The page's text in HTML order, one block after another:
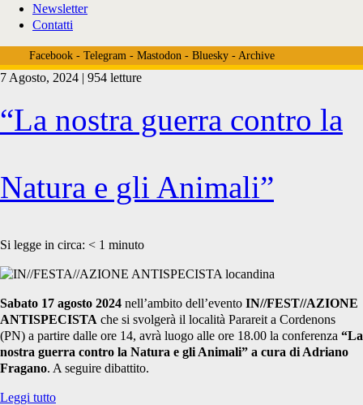
Newsletter
Contatti
Facebook- Telegram- Mastodon- Bluesky- Archive
Tag:
<span>cordenons</span>
7 Agosto, 2024 | 954 letture
“La nostra guerra contro la
Natura e gli Animali”
Si legge in circa: < 1 minuto
Sabato 17 agosto 2024 nell’ambito dell’evento IN//FEST//AZIONE
ANTISPECISTA che si svolgerà il località Parareit a Cordenons
(PN) a partire dalle ore 14, avrà luogo alle ore 18.00 la conferenza “La
nostra guerra contro la Natura e gli Animali” a cura di Adriano
Fragano. A seguire dibattito.
Leggi tutto“La